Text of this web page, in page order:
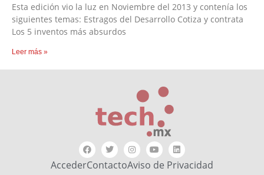
Esta edición vio la luz en Noviembre del 2013 y contenía los
siguientes temas: Estragos del Desarrollo Cotiza y contrata
Los 5 inventos más absurdos
Leer más »
AccederContactoAviso de Privacidad